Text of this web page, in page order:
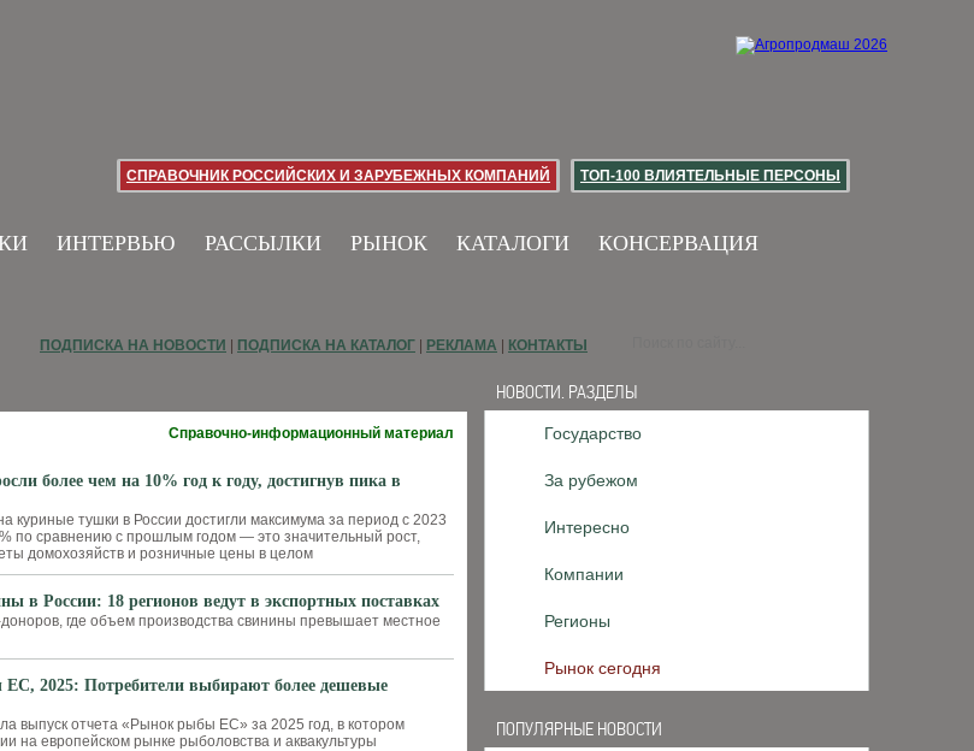
СПРАВОЧНИК РОССИЙСКИХ И ЗАРУБЕЖНЫХ КОМПАНИЙ ТОП-100 ВЛИЯТЕЛЬНЫЕ ПЕРСОНЫ
ИНТЕРВЬЮ РАССЫЛКИ РЫНОК КАТАЛОГИ КОНСЕРВАЦИЯ
НОВОСТИ. РАЗДЕЛЫ
Государство
За рубежом
Интересно
Компании
Регионы
Рынок сегодня
ПОПУЛЯРНЫЕ НОВОСТИ
ПОДПИСКА НА НОВОСТИ ПОДПИСКА НА КАТАЛОГ РЕКЛАМА КОНТАКТЫ
Справочно-информационный материал
более чем на 10% год к году, достигнув пика в
куриные тушки в России достигли максимума за период с 2023
по сравнению с прошлым годом — это значительный рост,
домохозяйств и розничные цены в целом
в России: 18 регионов ведут в экспортных поставках
где объем производства свинины превышает местное
2025: Потребители выбирают более дешевые
выпуск отчета «Рынок рыбы ЕС» за 2025 год, в котором
на европейском рынке рыболовства и аквакультуры